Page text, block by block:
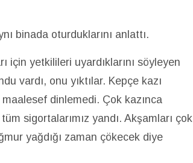
binada oturduklarını anlattı.
için yetkilileri uyardıklarını söyleyen
vardı, onu yıktılar. Kepçe kazı
dinlemedi. Çok kazınca
sigortalarımız yandı. Akşamları çok
yağdığı zaman çökecek diye